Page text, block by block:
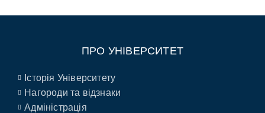
ПРО УНІВЕРСИТЕТ
Історія Університету
Нагороди та відзнаки
Адміністрація